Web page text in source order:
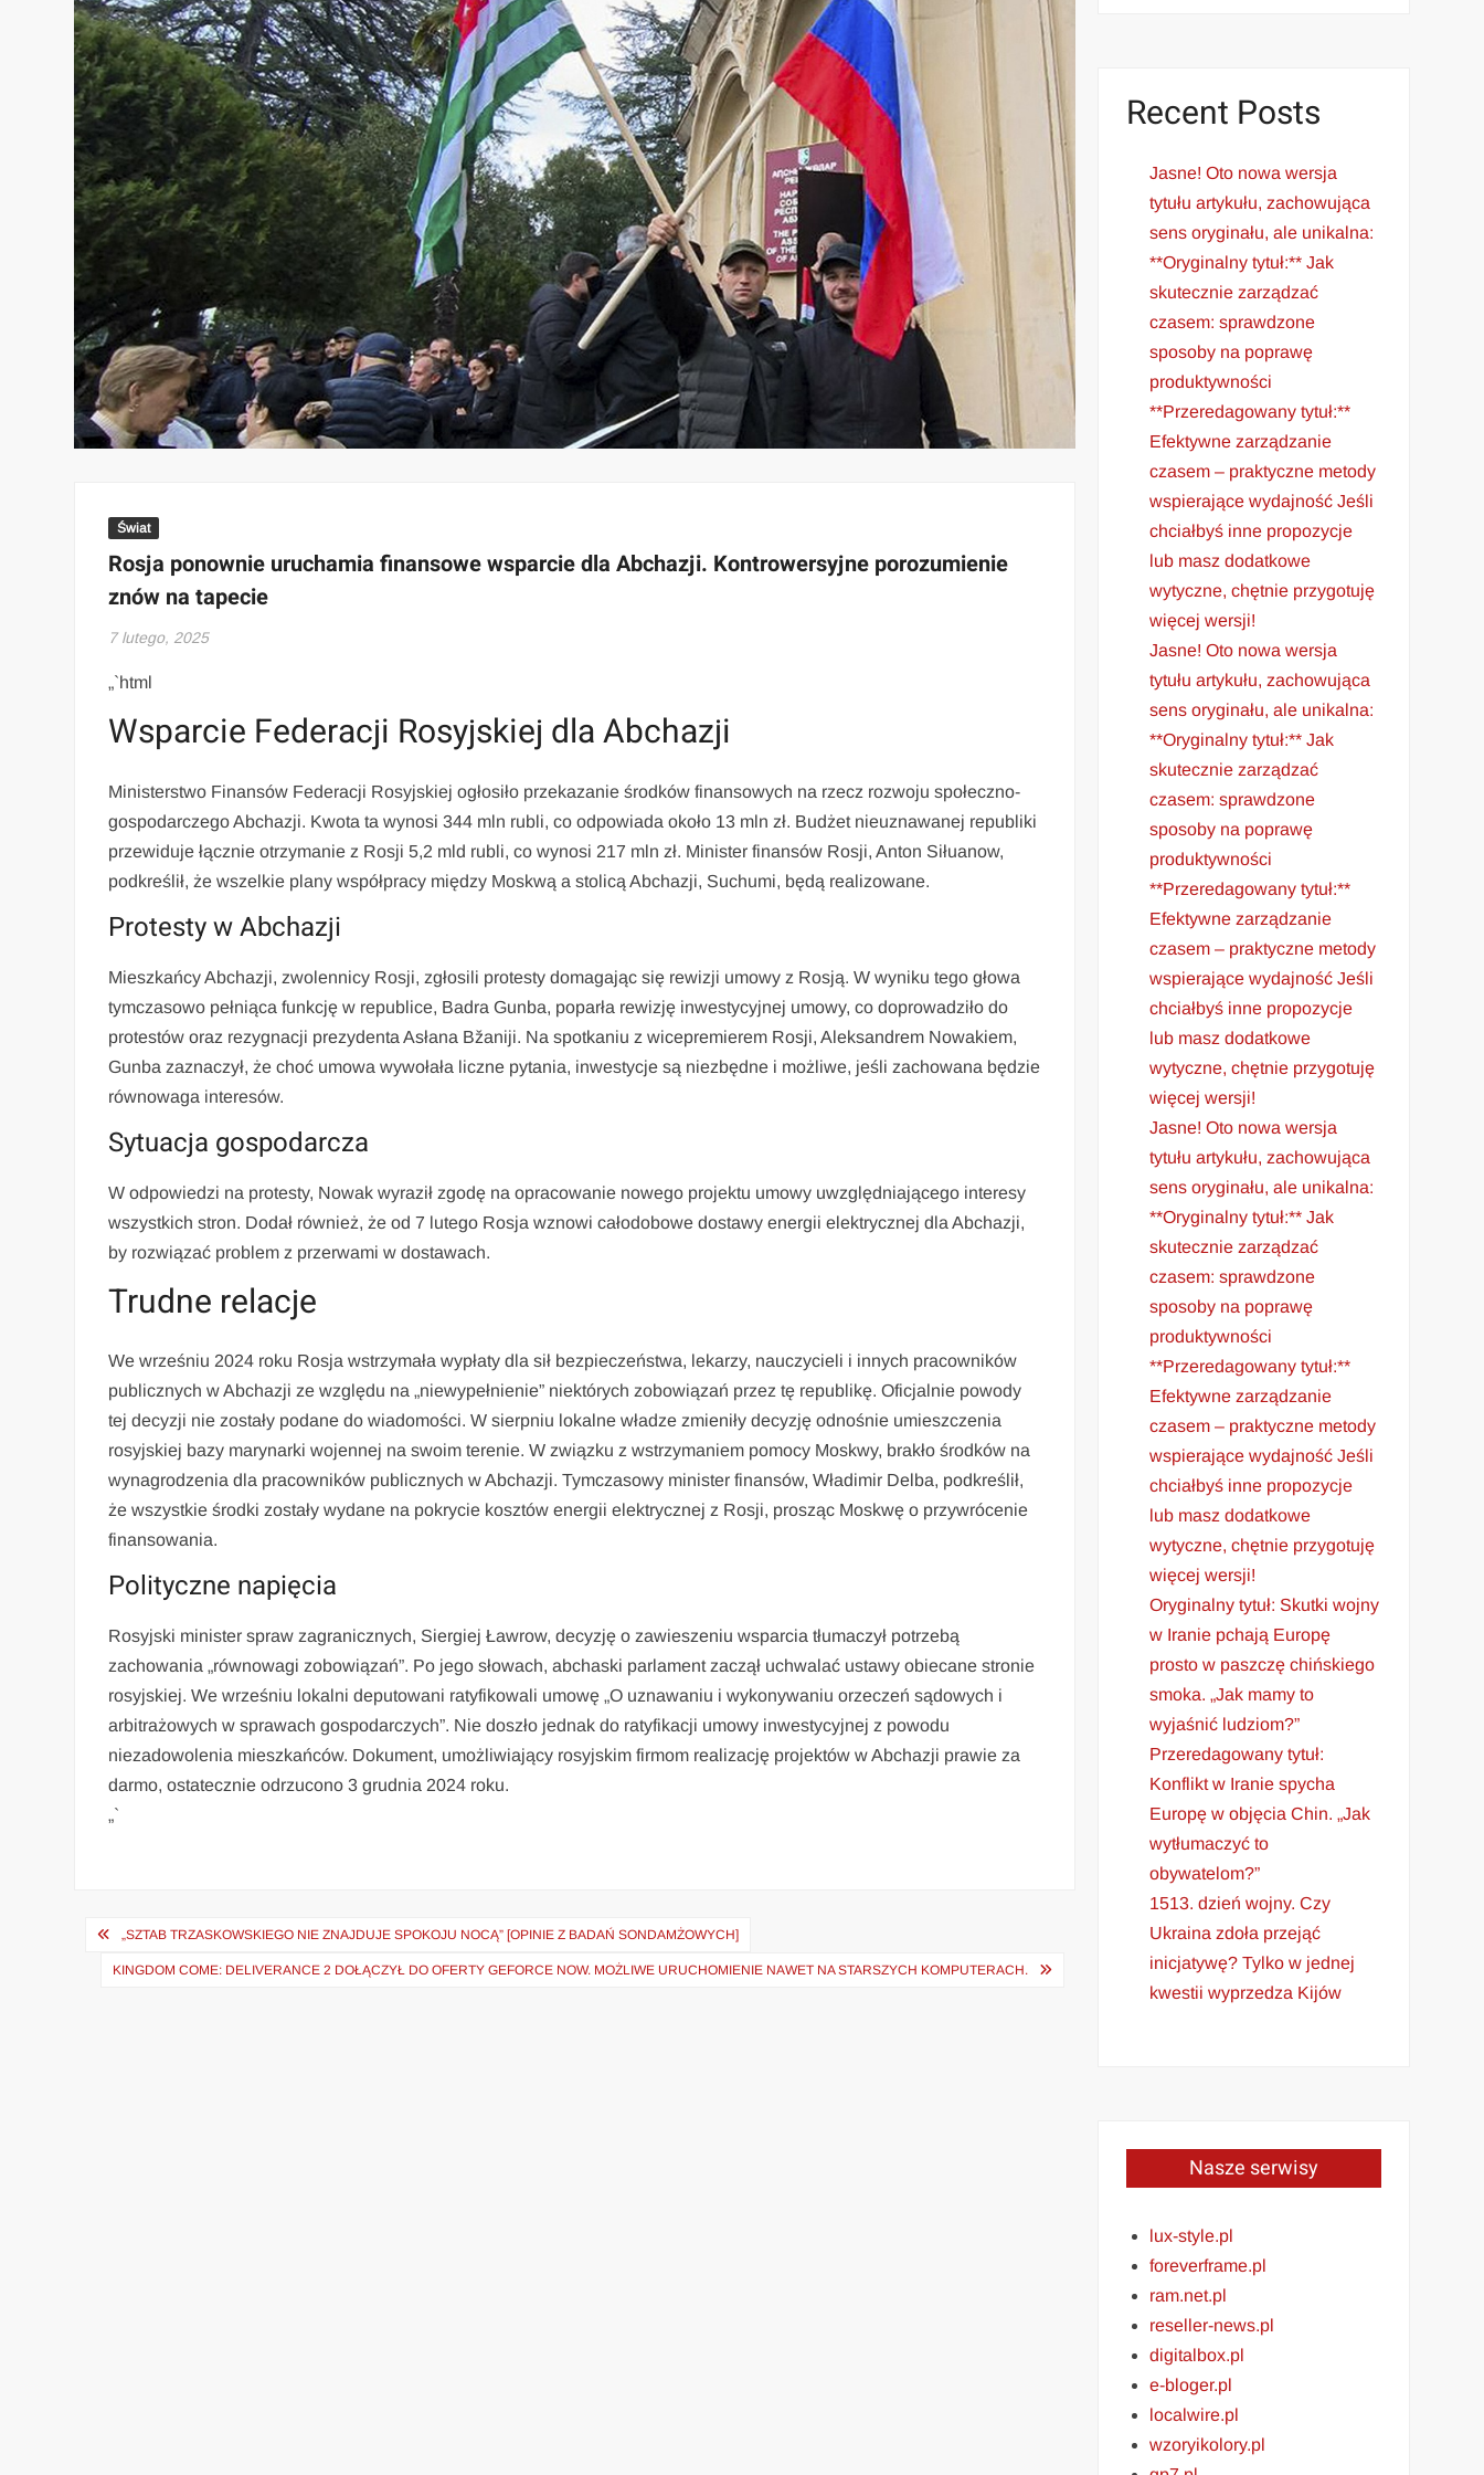
Świat
Rosja ponownie uruchamia finansowe wsparcie dla Abchazji. Kontrowersyjne porozumienie
znów na tapecie
7 lutego, 2025
„`html
Wsparcie Federacji Rosyjskiej dla Abchazji
Ministerstwo Finansów Federacji Rosyjskiej ogłosiło przekazanie środków finansowych na rzecz rozwoju społeczno-
gospodarczego Abchazji. Kwota ta wynosi 344 mln rubli, co odpowiada około 13 mln zł. Budżet nieuznawanej republiki
przewiduje łącznie otrzymanie z Rosji 5,2 mld rubli, co wynosi 217 mln zł. Minister finansów Rosji, Anton Siłuanow,
podkreślił, że wszelkie plany współpracy między Moskwą a stolicą Abchazji, Suchumi, będą realizowane.
Protesty w Abchazji
Mieszkańcy Abchazji, zwolennicy Rosji, zgłosili protesty domagając się rewizji umowy z Rosją. W wyniku tego głowa
tymczasowo pełniąca funkcję w republice, Badra Gunba, poparła rewizję inwestycyjnej umowy, co doprowadziło do
protestów oraz rezygnacji prezydenta Asłana Bžaniji. Na spotkaniu z wicepremierem Rosji, Aleksandrem Nowakiem,
Gunba zaznaczył, że choć umowa wywołała liczne pytania, inwestycje są niezbędne i możliwe, jeśli zachowana będzie
równowaga interesów.
Sytuacja gospodarcza
W odpowiedzi na protesty, Nowak wyraził zgodę na opracowanie nowego projektu umowy uwzględniającego interesy
wszystkich stron. Dodał również, że od 7 lutego Rosja wznowi całodobowe dostawy energii elektrycznej dla Abchazji,
by rozwiązać problem z przerwami w dostawach.
Trudne relacje
We wrześniu 2024 roku Rosja wstrzymała wypłaty dla sił bezpieczeństwa, lekarzy, nauczycieli i innych pracowników
publicznych w Abchazji ze względu na „niewypełnienie” niektórych zobowiązań przez tę republikę. Oficjalnie powody
tej decyzji nie zostały podane do wiadomości. W sierpniu lokalne władze zmieniły decyzję odnośnie umieszczenia
rosyjskiej bazy marynarki wojennej na swoim terenie. W związku z wstrzymaniem pomocy Moskwy, brakło środków na
wynagrodzenia dla pracowników publicznych w Abchazji. Tymczasowy minister finansów, Władimir Delba, podkreślił,
że wszystkie środki zostały wydane na pokrycie kosztów energii elektrycznej z Rosji, prosząc Moskwę o przywrócenie
finansowania.
Polityczne napięcia
Rosyjski minister spraw zagranicznych, Siergiej Ławrow, decyzję o zawieszeniu wsparcia tłumaczył potrzebą
zachowania „równowagi zobowiązań”. Po jego słowach, abchaski parlament zaczął uchwalać ustawy obiecane stronie
rosyjskiej. We wrześniu lokalni deputowani ratyfikowali umowę „O uznawaniu i wykonywaniu orzeczeń sądowych i
arbitrażowych w sprawach gospodarczych”. Nie doszło jednak do ratyfikacji umowy inwestycyjnej z powodu
niezadowolenia mieszkańców. Dokument, umożliwiający rosyjskim firmom realizację projektów w Abchazji prawie za
darmo, ostatecznie odrzucono 3 grudnia 2024 roku.
„`
Nawigacja
wpisu
„SZTAB TRZASKOWSKIEGO NIE ZNAJDUJE SPOKOJU NOCĄ” [OPINIE Z BADAŃ SONDAMŻOWYCH]
KINGDOM COME: DELIVERANCE 2 DOŁĄCZYŁ DO OFERTY GEFORCE NOW. MOŻLIWE URUCHOMIENIE NAWET NA STARSZYCH KOMPUTERACH.
Recent Posts
Jasne! Oto nowa wersja
tytułu artykułu, zachowująca
sens oryginału, ale unikalna:
**Oryginalny tytuł:** Jak
skutecznie zarządzać
czasem: sprawdzone
sposoby na poprawę
produktywności
**Przeredagowany tytuł:**
Efektywne zarządzanie
czasem – praktyczne metody
wspierające wydajność Jeśli
chciałbyś inne propozycje
lub masz dodatkowe
wytyczne, chętnie przygotuję
więcej wersji!
Jasne! Oto nowa wersja
tytułu artykułu, zachowująca
sens oryginału, ale unikalna:
**Oryginalny tytuł:** Jak
skutecznie zarządzać
czasem: sprawdzone
sposoby na poprawę
produktywności
**Przeredagowany tytuł:**
Efektywne zarządzanie
czasem – praktyczne metody
wspierające wydajność Jeśli
chciałbyś inne propozycje
lub masz dodatkowe
wytyczne, chętnie przygotuję
więcej wersji!
Jasne! Oto nowa wersja
tytułu artykułu, zachowująca
sens oryginału, ale unikalna:
**Oryginalny tytuł:** Jak
skutecznie zarządzać
czasem: sprawdzone
sposoby na poprawę
produktywności
**Przeredagowany tytuł:**
Efektywne zarządzanie
czasem – praktyczne metody
wspierające wydajność Jeśli
chciałbyś inne propozycje
lub masz dodatkowe
wytyczne, chętnie przygotuję
więcej wersji!
Oryginalny tytuł: Skutki wojny
w Iranie pchają Europę
prosto w paszczę chińskiego
smoka. „Jak mamy to
wyjaśnić ludziom?”
Przeredagowany tytuł:
Konflikt w Iranie spycha
Europę w objęcia Chin. „Jak
wytłumaczyć to
obywatelom?”
1513. dzień wojny. Czy
Ukraina zdoła przejąć
inicjatywę? Tylko w jednej
kwestii wyprzedza Kijów
Nasze serwisy
lux-style.pl
foreverframe.pl
ram.net.pl
reseller-news.pl
digitalbox.pl
e-bloger.pl
localwire.pl
wzoryikolory.pl